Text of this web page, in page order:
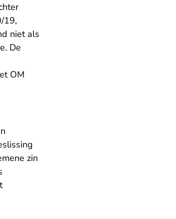
19,
niet als
De
OM
zin